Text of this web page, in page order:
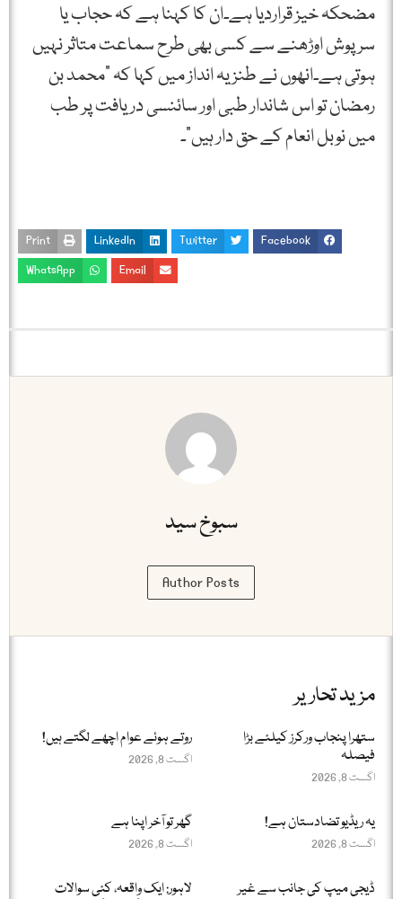
مضحکہ خیز قراردیا ہے۔ان کا کہنا ہے کہ حجاب یا
سرپوش اوڑھنے سے کسی بھی طرح سماعت متاثر نہیں
ہوتی ہے۔انھوں نے طنزیہ انداز میں کہا کہ ”محمد بن
رمضان تو اس شاندار طبی اور سائنسی دریافت پر طب
میں نوبل انعام کے حق دار ہیں”۔
Facebook
Twitter
LinkedIn
Print
Email
WhatsApp
سبوخ سید
Author Posts
مزید تحاریر
ستھرا پنجاب ورکرز کیلئے بڑا
فیصلہ
اگست 8, 2026
روتے ہوئے عوام اچھے لگتے ہیں!
اگست 8, 2026
یہ ریڈیو تضادستان ہے!
اگست 8, 2026
گھر تو آخر اپنا ہے
اگست 8, 2026
ڈیجی میپ کی جانب سے غیر
لاہور: ایک واقعہ، کئی سوالات